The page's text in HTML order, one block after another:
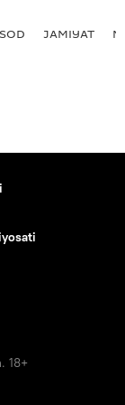
JAMIYAT
18+